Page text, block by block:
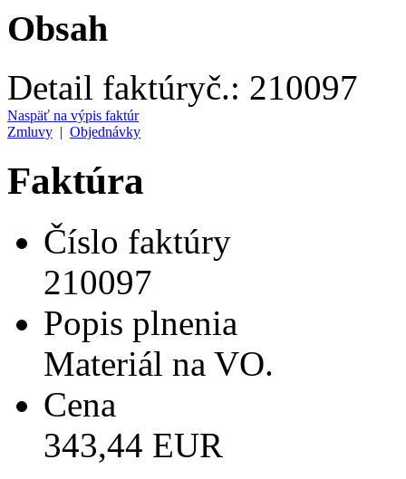
Obsah
Detail faktúryč.: 210097
Naspäť na výpis faktúr
Zmluvy | Objednávky
Faktúra
Číslo faktúry
210097
Popis plnenia
Materiál na VO.
Cena
343,44 EUR